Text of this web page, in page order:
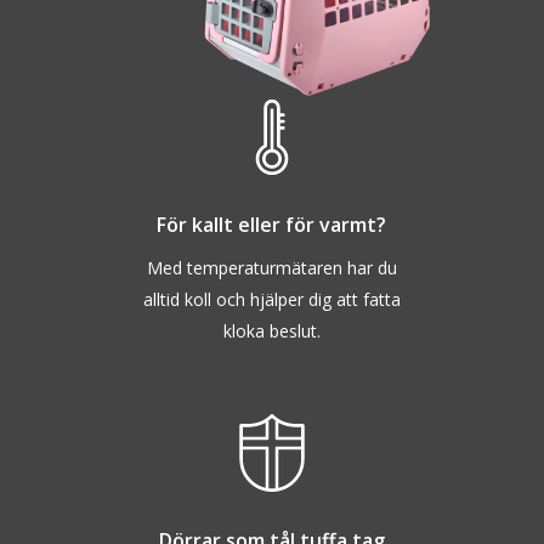
För kallt eller för varmt?
Med temperaturmätaren har du
alltid koll och hjälper dig att fatta
kloka beslut.